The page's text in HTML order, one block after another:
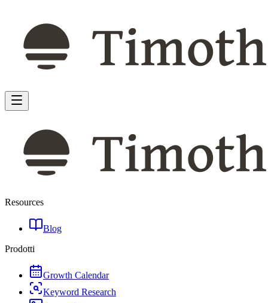
Resources
Blog
Prodotti
Growth Calendar
Keyword Research